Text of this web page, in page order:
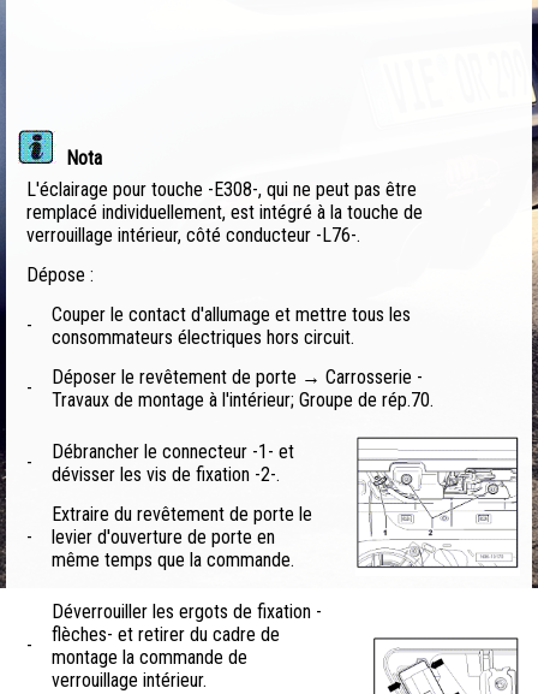
Nota
L'éclairage pour touche -E308-, qui ne peut pas être
remplacé individuellement, est intégré à la touche de
verrouillage intérieur, côté conducteur -L76-.
Dépose :
-
Couper le contact d'allumage et mettre tous les
consommateurs électriques hors circuit.
-
Déposer le revêtement de porte → Carrosserie -
Travaux de montage à l'intérieur; Groupe de rép.70.
-
Débrancher le connecteur -1- et
dévisser les vis de fixation -2-.
-
Extraire du revêtement de porte le
levier d'ouverture de porte en
même temps que la commande.
-
Déverrouiller les ergots de fixation -
flèches- et retirer du cadre de
montage la commande de
verrouillage intérieur.